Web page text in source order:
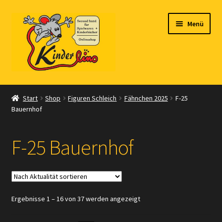
Navigation
springen
Zum
Inhalt
springen
Menü
Start
Vertrag widerrufen
Start Shop Figuren Schleich Fähnchen 2025
F-25
Bauernhof
F-25 Bauernhof
Ergebnisse 1 – 16 von 37 werden angezeigtNach